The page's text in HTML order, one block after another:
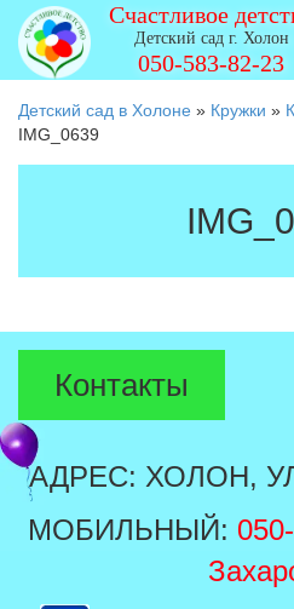
Счастливое
Детский сад г. Холон
050-583-82-23
Детский сад в Холоне » Кружки »
IMG_0639
Контакты
АДРЕС: ХОЛОН,
МОБИЛЬНЫЙ: